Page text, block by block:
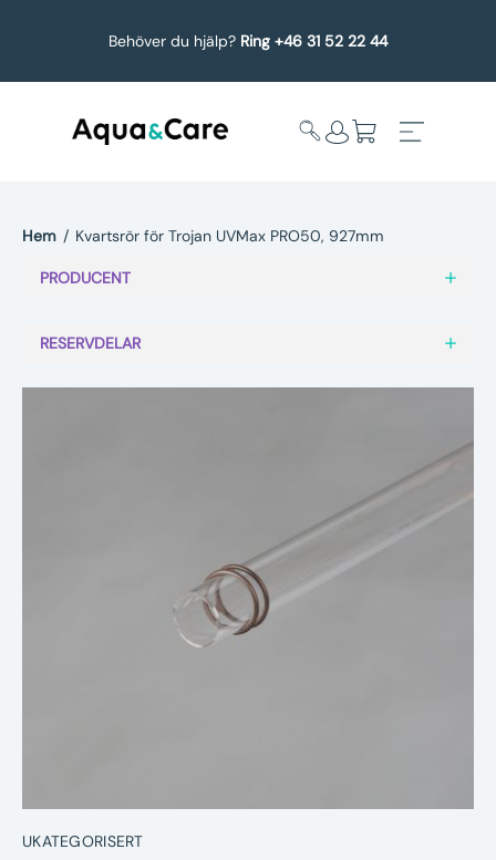
Behöver du hjälp? Ring +46 31 52 22 44
undermeny
Service
Underhållstips
Kontakt
Hem / Kvartsrör för Trojan UVMax PRO50, 927mm
PRODUCENT
RESERVDELAR
UKATEGORISERT